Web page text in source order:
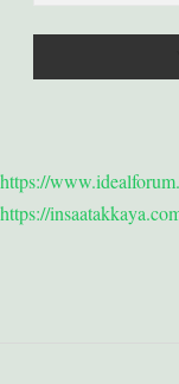
https://
https://